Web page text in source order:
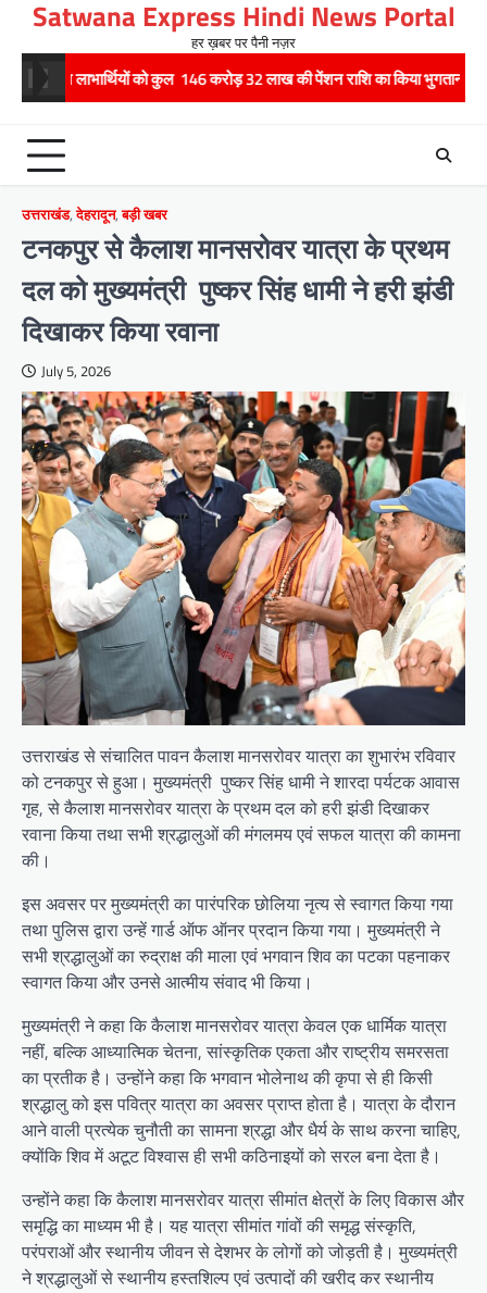
content
Satwana Express Hindi News Portal
हर ख़बर पर पैनी नज़र
को कुल 146 करोड़ 32 लाख की पेंशन राशि का किया भुगतान राष्ट्रीय
उत्तराखंड,देहरादून,बड़ी खबर
टनकपुर से कैलाश मानसरोवर यात्रा के प्रथम
दल को मुख्यमंत्री पुष्कर सिंह धामी ने हरी झंडी
दिखाकर किया रवाना
July 5, 2026
उत्तराखंड से संचालित पावन कैलाश मानसरोवर यात्रा का शुभारंभ रविवार
को टनकपुर से हुआ। मुख्यमंत्री पुष्कर सिंह धामी ने शारदा पर्यटक आवास
गृह, से कैलाश मानसरोवर यात्रा के प्रथम दल को हरी झंडी दिखाकर
रवाना किया तथा सभी श्रद्धालुओं की मंगलमय एवं सफल यात्रा की कामना
की।
इस अवसर पर मुख्यमंत्री का पारंपरिक छोलिया नृत्य से स्वागत किया गया
तथा पुलिस द्वारा उन्हें गार्ड ऑफ ऑनर प्रदान किया गया। मुख्यमंत्री ने
सभी श्रद्धालुओं का रुद्राक्ष की माला एवं भगवान शिव का पटका पहनाकर
स्वागत किया और उनसे आत्मीय संवाद भी किया।
मुख्यमंत्री ने कहा कि कैलाश मानसरोवर यात्रा केवल एक धार्मिक यात्रा
नहीं, बल्कि आध्यात्मिक चेतना, सांस्कृतिक एकता और राष्ट्रीय समरसता
का प्रतीक है। उन्होंने कहा कि भगवान भोलेनाथ की कृपा से ही किसी
श्रद्धालु को इस पवित्र यात्रा का अवसर प्राप्त होता है। यात्रा के दौरान
आने वाली प्रत्येक चुनौती का सामना श्रद्धा और धैर्य के साथ करना चाहिए,
क्योंकि शिव में अटूट विश्वास ही सभी कठिनाइयों को सरल बना देता है।
उन्होंने कहा कि कैलाश मानसरोवर यात्रा सीमांत क्षेत्रों के लिए विकास और
समृद्धि का माध्यम भी है। यह यात्रा सीमांत गांवों की समृद्ध संस्कृति,
परंपराओं और स्थानीय जीवन से देशभर के लोगों को जोड़ती है। मुख्यमंत्री
ने श्रद्धालुओं से स्थानीय हस्तशिल्प एवं उत्पादों की खरीद कर स्थानीय